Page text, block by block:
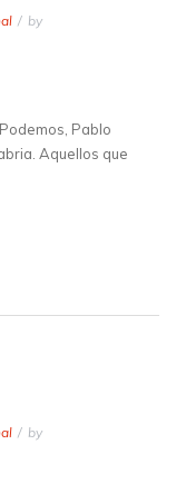
by
Pablo
Aquellos que
by